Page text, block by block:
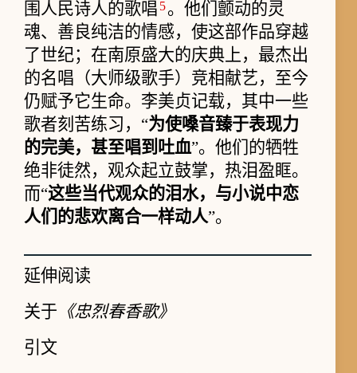
围人民诗人的歌唱 5。他们颤动的灵
魂、善良纯洁的情感，使这部作品穿越
了世纪；在南原盛大的庆典上，最杰出
的名唱（大师级歌手）竞相献艺，至今
仍赋予它生命。李美贞记载，其中一些
歌者刻苦练习，“为使嗓音臻于表现力
的完美，甚至唱到吐血”。他们的牺牲
绝非徒然，观众起立鼓掌，热泪盈眶。
而“这些当代观众的泪水，与小说中恋
人们的悲欢离合一样动人”。
延伸阅读
关于 《忠烈春香歌》
引文